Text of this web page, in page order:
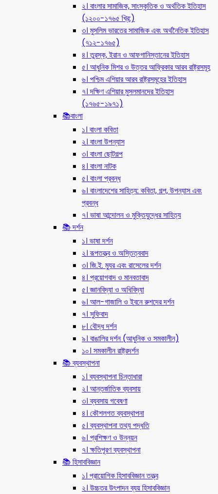
২। বাংলার সামাজিক, সাংস্কৃতিক ও অর্থতিক ইতিহাস
(১২০০-১৭৬৫ খ্রি:)
৩। মুসলিম ভারতের সামাজিক এবং অর্থনৈতিক ইতিহাস
(৭১২-১৭৬৫)
৪। তুরস্ক, ইরান ও আফগানিস্তানের ইতিহাস
৫। আধুনিক মিশর ও উত্তর আফ্রিকার আরব রাষ্ট্রসমূহ
৬। পশ্চিম এশিয়ার আরব রাষ্ট্রসমূহের ইতিহাস
৭। দক্ষিণ এশিয়ার মুসলমানদের ইতিহাস
(১৭৬৫-১৯৭১)
📚বাংলা
১। বাংলা কবিতা
২। বাংলা উপন্যাস
৩। বাংলা ছোটগল্প
৪। বাংলা নাটক
৫। বাংলা প্রবন্ধ
৬। বাংলাদেশের সাহিত্য: কবিতা, গল্প, উপন্যাস এবং
প্রবন্ধ
৭। ভাষা আন্দোলন ও মুক্তিযুদ্ধের সাহিত্য
📚 দর্শন
১। ভাষা দর্শন
২। রূপতত্ত্ব ও অস্তিত্ববাদ
৩। জি.ই. ম্যুর এবং রাসেলের দর্শন
৪। প্রয়োগবাদ ও মানবতাবাদ
৫। জ্ঞানবিদ্যা ও অধিবিদ্যা
৬। আল-গাজালি ও ইবনে রুশদের দর্শন
৭। সুফিবাদ
৮। বৌদ্ধ দর্শন
৯। বাঙালির দর্শন (আধুনিক ও সমকালীন)
১০। সমকালীন রাষ্ট্রদর্শন
📚 ব্যবস্থাপনা
১। ব্যবস্থাপনা চিন্তাধারা
২। আন্তর্জাতিক ব্যবসায়
৩। ব্যবসায় গবেষণা
৪। কৌশলগত ব্যবস্থাপনা
৫। ব্যবস্থাপনা তথ্য পদ্ধতি
৬। প্রশিক্ষণ ও উন্নয়ন
৭। ক্ষতিপূরণ ব্যবস্থাপনা
📚 হিসাববিজ্ঞান
১। প্রায়োগিক হিসাববিজ্ঞান তত্ত্ব
২। উচ্চতর উৎপাদন ব্যয় হিসাববিজ্ঞান